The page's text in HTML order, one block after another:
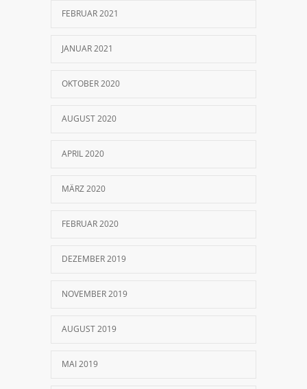
FEBRUAR 2021
JANUAR 2021
OKTOBER 2020
AUGUST 2020
APRIL 2020
MÄRZ 2020
FEBRUAR 2020
DEZEMBER 2019
NOVEMBER 2019
AUGUST 2019
MAI 2019